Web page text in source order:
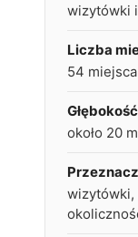
wizytówki
Liczba
54
około 20
wizytówki,